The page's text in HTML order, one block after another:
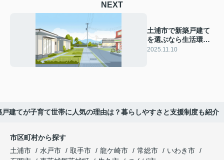
NEXT
土浦市で新築戸建て
を選ぶなら生活環境
は？利便性や周辺施
2025.11.10
建てが子育て世帯に人気の理由は？暮らしやすさと支援制度も紹介
市区町村から探す
土浦市
水戸市 取手市 龍ケ崎市 常総市
いわき市